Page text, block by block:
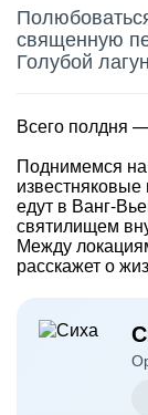
священную
Голубой
Всего полдня
Поднимемся
едут в Ванг-
святилищем
Между
расскажет о